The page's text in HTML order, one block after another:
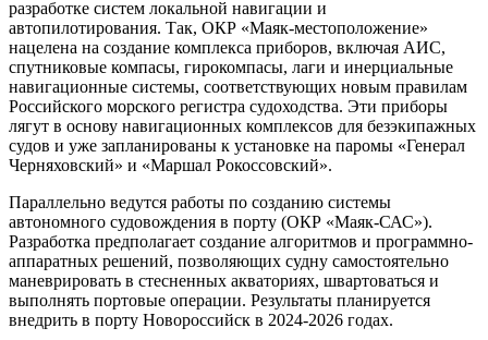
разработке систем локальной навигации и
автопилотирования. Так, ОКР «Маяк-местоположение»
нацелена на создание комплекса приборов, включая АИС,
спутниковые компасы, гирокомпасы, лаги и инерциальные
навигационные системы, соответствующих новым правилам
Российского морского регистра судоходства. Эти приборы
лягут в основу навигационных комплексов для безэкипажных
судов и уже запланированы к установке на паромы «Генерал
Черняховский» и «Маршал Рокоссовский».
Параллельно ведутся работы по созданию системы
автономного судовождения в порту (ОКР «Маяк-САС»).
Разработка предполагает создание алгоритмов и программно-
аппаратных решений, позволяющих судну самостоятельно
маневрировать в стесненных акваториях, швартоваться и
выполнять портовые операции. Результаты планируется
внедрить в порту Новороссийск в 2024-2026 годах.